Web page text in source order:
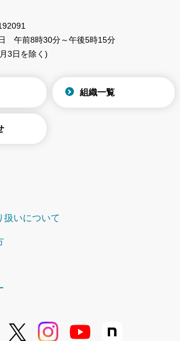
午前8時30分～午後5時15分
3日を除く)
組織一覧
扱いについて